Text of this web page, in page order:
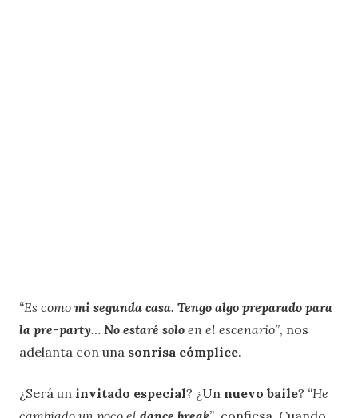
“Es como mi segunda casa. Tengo algo preparado para
la pre-party… No estaré solo en el escenario”, nos
adelanta con una sonrisa cómplice.
¿Será un invitado especial? ¿Un nuevo baile? “He